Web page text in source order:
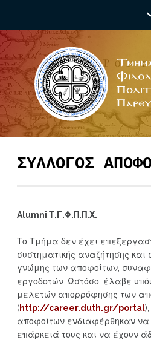
ΣΥΛΛΟΓΟΣ
Alumni Τ.Γ.Φ.Π.Π.Χ.
Το Τμήμα δεν έχει
συστηματικής αναζήτησης και
γνώμης των αποφοίτων,
εργοδοτών. Ωστόσο, έλαβε
μελετών απορρόφησης των
(http://career.duth.gr/portal
αποφοίτων ενδιαφέρθηκαν να
επάρκειά τους και να έχουν